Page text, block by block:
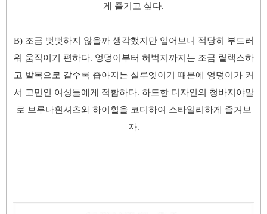
게 즐기고 싶다.
B) 조금 뻣뻣하지 않을까 생각했지만 입어보니 적당히 부드러
워 움직이기 편하다. 엉덩이부터 허벅지까지는 조금 릴랙스하
고 발목으로 갈수록 좁아지는 실루엣이기 때문에 엉덩이가 커
서 고민인 여성들에게 적합하다. 하드한 디자인의 청바지야말
로 브루나흰셔츠와 하이힐을 코디하여 스타일리하게 즐겨보
자.